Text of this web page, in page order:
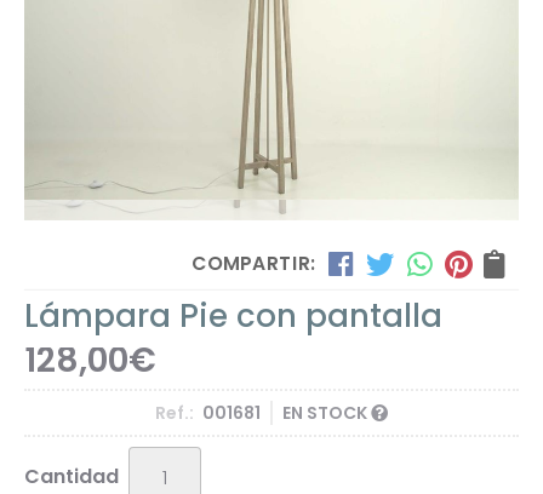
COMPARTIR:
Lámpara Pie con pantalla
128,00€
Ref.: 001681 EN STOCK
Cantidad